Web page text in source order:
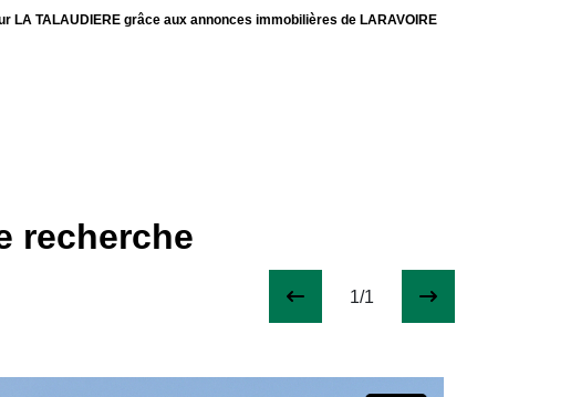
TALAUDIERE grâce aux annonces immobilières de LARAVOIRE
recherche
1/1